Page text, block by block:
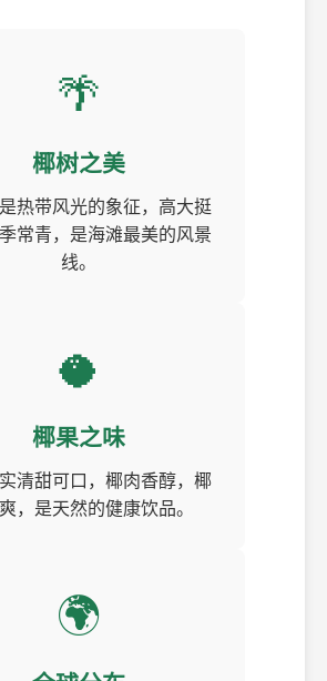
🌴
椰树之美
热带风光的象征，高大挺
常青，是海滩最美的风景
线。
🥥
椰果之味
清甜可口，椰肉香醇，椰
，是天然的健康饮品。
🌍